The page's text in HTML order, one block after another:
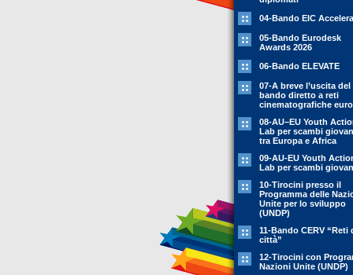
04-Bando EIC
05-Bando Eurodesk
Awards 2026
06-Bando ELEVATE
07-A breve l’uscita del
bando diretto a reti
cinematografiche
08-AU–EU Youth
Lab per scambi
tra Europa e Africa
09-AU-EU Youth
Lab per scambi
10-Tirocini presso il
Programma delle
Unite per lo sviluppo
(UNDP)
11-Bando CERV “Reti
città”
12-Tirocini con
Nazioni Unite (UNDP)